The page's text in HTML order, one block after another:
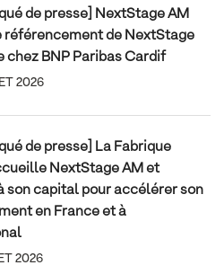
de presse] NextStage AM
référencement de NextStage
chez BNP Paribas Cardif
2026
de presse] La Fabrique
NextStage AM et
son capital pour accélérer son
en France et à
2026